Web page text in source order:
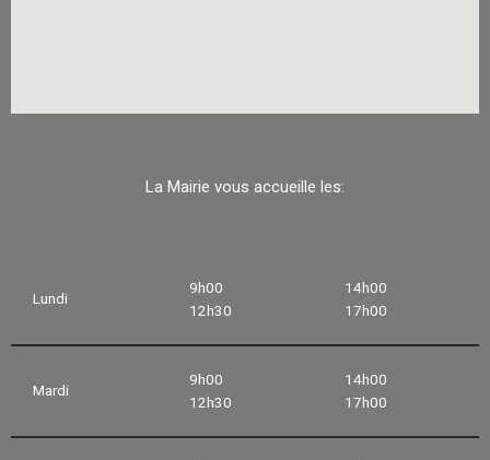
La Mairie vous accueille les:
Lundi
9h00
12h30
14h00
17h00
Mardi
9h00
12h30
14h00
17h00